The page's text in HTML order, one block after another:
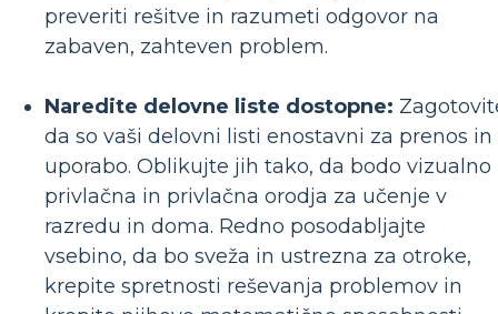
preveriti rešitve in razumeti odgovor na
zabaven, zahteven problem.
Naredite delovne liste dostopne:
da so vaši delovni listi enostavni za prenos in
uporabo. Oblikujte jih tako, da bodo vizualno
privlačna in privlačna orodja za učenje v
razredu in doma. Redno posodabljajte
vsebino, da bo sveža in ustrezna za otroke,
krepite spretnosti reševanja problemov in